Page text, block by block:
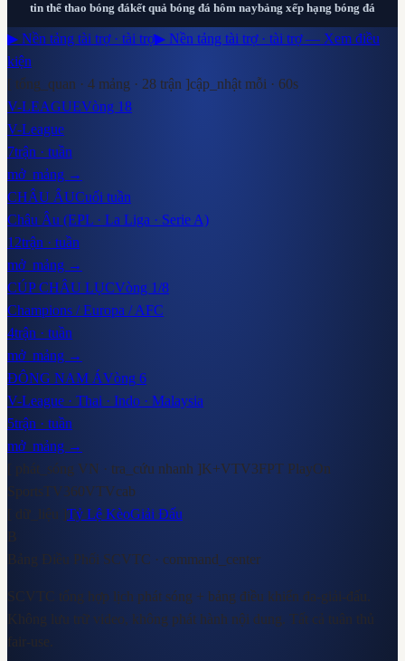
tin thể thao bóng đákết quả bóng đá hôm naybảng xếp hạng bóng đá
▶ Nền tảng tài trợ · tài trợ▶ Nền tảng tài trợ · tài trợ — Xem điều
kiện
[ tổng_quan · 4 mảng · 28 trận ]cập_nhật mỗi · 60s
V-LEAGUEVòng 18
V-League
7trận · tuần
mở_mảng →
CHÂU ÂUCuối tuần
Châu Âu (EPL · La Liga · Serie A)
12trận · tuần
mở_mảng →
CÚP CHÂU LỤCVòng 1/8
Champions / Europa / AFC
4trận · tuần
mở_mảng →
ĐÔNG NAM ÁVòng 6
V-League · Thai · Indo · Malaysia
5trận · tuần
mở_mảng →
[ phát_sóng VN · tra_cứu nhanh ]K+VTV3FPT PlayOn
SportsTV360VTVcab
[ dữ_liệu ]Tỷ Lệ KèoGiải Đấu
B
Bảng Điều Phối SCVTC · command_center
SCVTC tổng hợp lịch phát sóng + bảng điều khiển đa-giải-đấu.
Không lưu trữ video, không phát hành nội dung. Tất cả tuân thủ
fair-use.